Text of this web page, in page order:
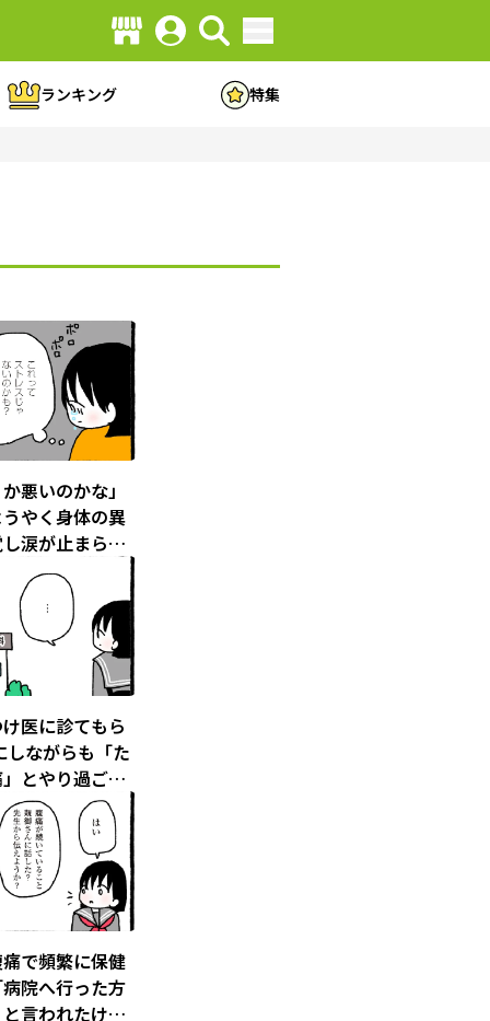
ランキング 特集
悪いのかな」
やく身体の異
涙が止まらな
でがんになり
）
医に診てもら
しながらも「た
とやり過ごし
学生でがんに
（4）
で頻繁に保健
院へ行った方
言われたけれ